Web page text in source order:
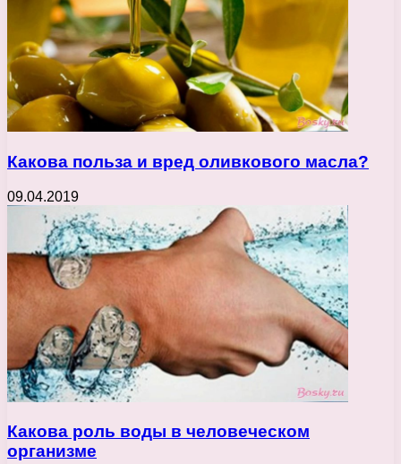
Какова польза и вред оливкового масла?
09.04.2019
Какова роль воды в человеческом
организме